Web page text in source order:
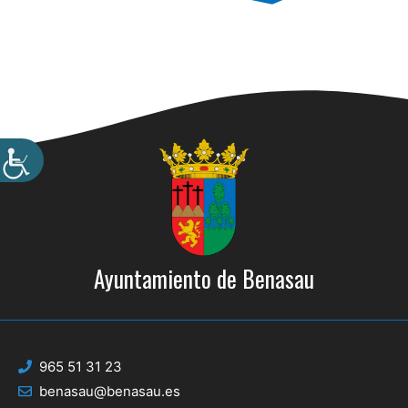
Ayuntamiento de Benasau
965 51 31 23
benasau@benasau.es